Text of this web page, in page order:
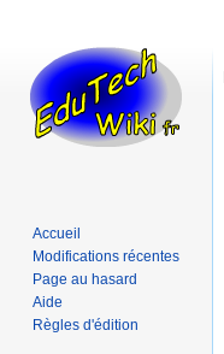
Accueil
Modifications récentes
Page au hasard
Aide
Règles d'édition